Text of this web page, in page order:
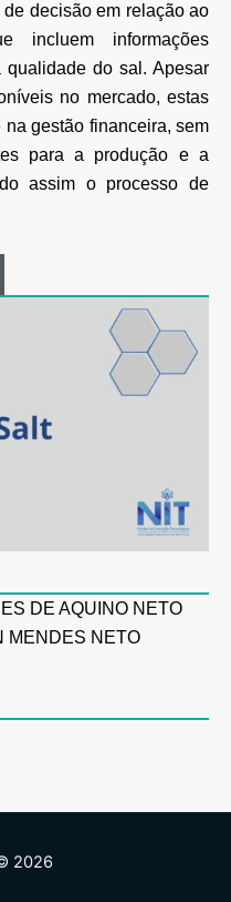
decisão em relação ao
incluem informações
qualidade do sal. Apesar
no mercado, estas
gestão financeira, sem
para a produção e a
assim o processo de
DE AQUINO NETO
MENDES NETO
2026